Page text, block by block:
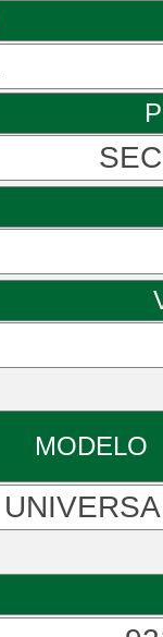
MODELO